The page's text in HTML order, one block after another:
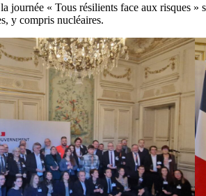
« Tous résilients face aux risques
y compris nucléaires.